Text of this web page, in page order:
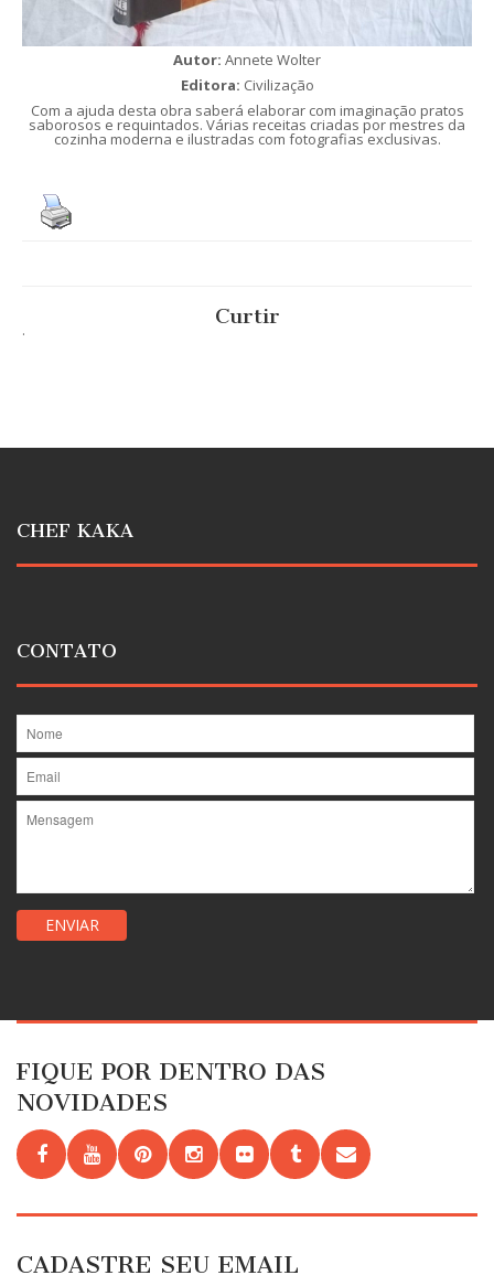
Autor: Annete Wolter
Editora: Civilização
Com a ajuda desta obra saberá elaborar com imaginação pratos
saborosos e requintados. Várias receitas criadas por mestres da
cozinha moderna e ilustradas com fotografias exclusivas.
Curtir
.
CHEF KAKA
CONTATO
FIQUE POR DENTRO DAS
NOVIDADES
CADASTRE SEU EMAIL